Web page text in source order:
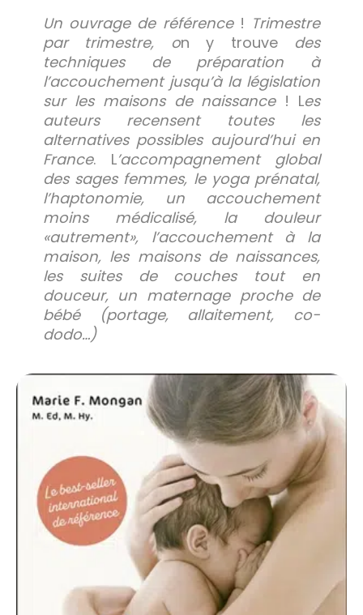
Un ouvrage de référence ! Trimestre
par trimestre, on y trouve des
techniques de préparation à
l’accouchement jusqu’à la législation
sur les maisons de naissance! Les
auteurs recensent toutes les
alternatives possibles aujourd’hui en
France. L’accompagnement global
des sages femmes, le yoga prénatal,
l’haptonomie, un accouchement
moins médicalisé, la douleur
«autrement», l’accouchement à la
maison, les maisons de naissances,
les suites de couches tout en
douceur, un maternage proche de
bébé (portage, allaitement, co-
dodo…)